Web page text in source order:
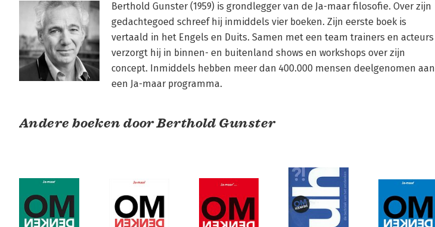
Berthold Gunster (1959) is grondlegger van de Ja-maar filosofie. Over zijn
gedachtegoed schreef hij inmiddels vier boeken. Zijn eerste boek is
vertaald in het Engels en Duits. Samen met een team trainers en acteurs
verzorgt hij in binnen- en buitenland shows en workshops over zijn
concept. Inmiddels hebben meer dan 400.000 mensen deelgenomen aan
een Ja-maar programma.
Andere boeken door Berthold Gunster